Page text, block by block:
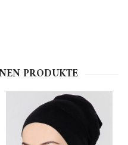
PRODUKTE